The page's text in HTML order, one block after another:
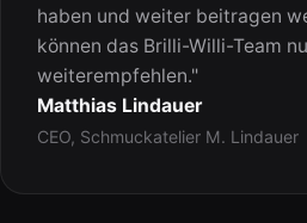
haben und weiter beitragen
können das Brilli-Willi-Team
weiterempfehlen."
Matthias Lindauer
CEO, Schmuckatelier M. Lindauer